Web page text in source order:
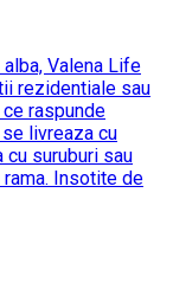
Valena Life
rezidentiale sau
raspunde
livreaza cu
suruburi sau
Insotite de